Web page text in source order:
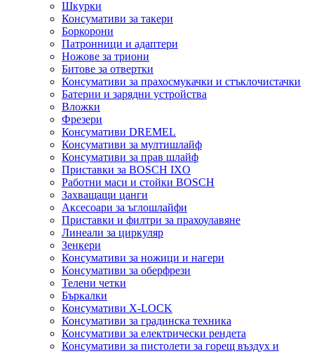
Шкурки
Консумативи за такери
Боркорони
Патронници и адаптери
Ножове за триони
Битове за отвертки
Консумативи за прахосмукачки и стъклочистачки
Батерии и зарядни устройства
Вложки
Фрезери
Консумативи DREMEL
Консумативи за мултишлайф
Консумативи за прав шлайф
Приставки за BOSCH IXO
Работни маси и стойки BOSCH
Захващащи цанги
Аксесоари за ъглошлайфи
Приставки и филтри за прахоулавяне
Линеали за циркуляр
Зенкери
Консумативи за ножици и нагери
Консумативи за оберфрези
Телени четки
Бъркалки
Консумативи X-LOCK
Консумативи за градинска техника
Консумативи за електрически рендета
Консумативи за пистолети за горещ въздух и